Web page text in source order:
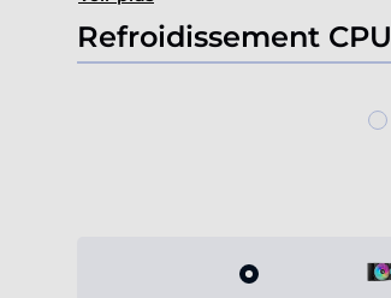
Refroidissement CPU